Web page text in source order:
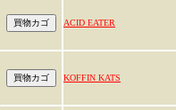
ACID EATER
KOFFIN KATS